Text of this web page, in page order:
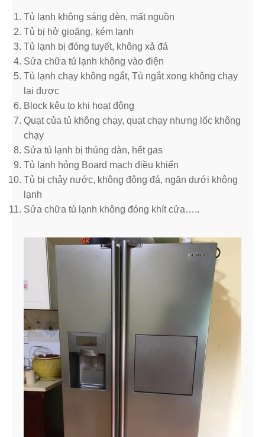
Tủ lạnh không sáng đèn, mất nguồn
Tủ bị hở gioăng, kém lạnh
Tủ lạnh bị đóng tuyết, không xả đá
Sửa chữa tủ lạnh không vào điện
Tủ lạnh chạy không ngắt, Tủ ngắt xong không chạy
lại được
Block kêu to khi hoạt động
Quạt của tủ không chạy, quạt chạy nhưng lốc không
chạy
Sửa tủ lạnh bị thủng dàn, hết gas
Tủ lạnh hỏng Board mạch điều khiển
Tủ bị chảy nước, không đông đá, ngăn dưới không
lạnh
Sửa chữa tủ lạnh không đóng khít cửa…..